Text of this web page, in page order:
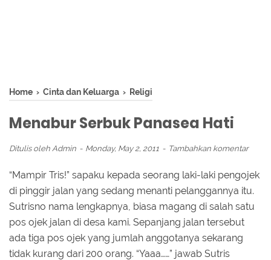
Home › Cinta dan Keluarga › Religi
Menabur Serbuk Panasea Hati
Ditulis oleh Admin Monday, May 2, 2011 Tambahkan komentar
“Mampir Tris!” sapaku kepada seorang laki-laki pengojek
di pinggir jalan yang sedang menanti pelanggannya itu.
Sutrisno nama lengkapnya, biasa magang di salah satu
pos ojek jalan di desa kami. Sepanjang jalan tersebut
ada tiga pos ojek yang jumlah anggotanya sekarang
tidak kurang dari 200 orang. “Yaaa……” jawab Sutris